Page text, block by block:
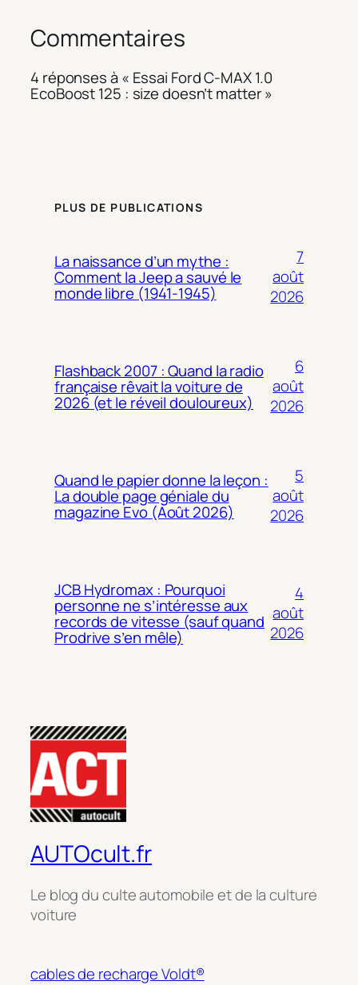
Commentaires
4 réponses à « Essai Ford C-MAX 1.0
EcoBoost 125 : size doesn’t matter »
PLUS DE PUBLICATIONS
La naissance d’un mythe :
Comment la Jeep a sauvé le
monde libre (1941-1945)
7
août
2026
Flashback 2007 : Quand la radio
française rêvait la voiture de
2026 (et le réveil douloureux)
6
août
2026
Quand le papier donne la leçon :
La double page géniale du
magazine Evo (Août 2026)
5
août
2026
JCB Hydromax : Pourquoi
personne ne s’intéresse aux
records de vitesse (sauf quand
Prodrive s’en mêle)
4
août
2026
AUTOcult.fr
Le blog du culte automobile et de la culture
voiture
cables de recharge Voldt®